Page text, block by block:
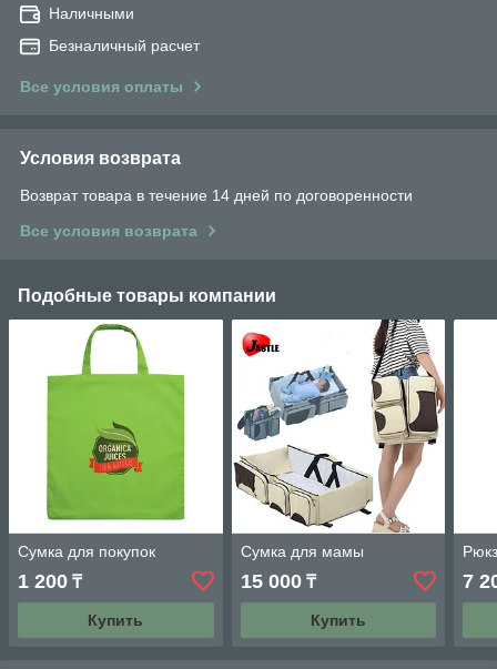
Наличными
Безналичный расчет
Все условия оплаты
Условия возврата
Возврат товара в течение 14 дней по договоренности
Все условия возврата
Подобные товары компании
Сумка для покупок
1 200 ₸
Купить
Сумка для мамы
15 000₸
Купить
7